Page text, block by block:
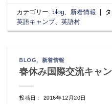
カテゴリー: blog 新着情報
英語キャンプ、英語村
BLOG、 新着情報
春休み国際交流キャ
投稿日： 2016年12月20日